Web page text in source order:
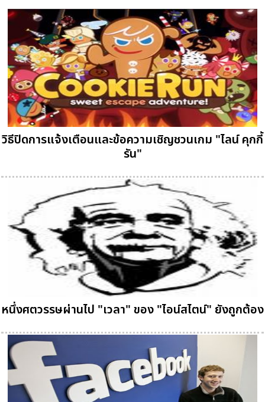
วิธีปิดการแจ้งเตือนและข้อความเชิญชวนเกม "ไลน์ คุกกี้
รัน"
หนึ่งศตวรรษผ่านไป "เวลา" ของ "ไอน์สไตน์" ยังถูกต้อง